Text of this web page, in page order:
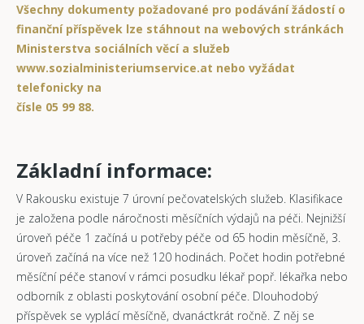
Všechny dokumenty požadované pro podávání žádostí o
finanční příspěvek lze stáhnout na webových stránkách
Ministerstva sociálních věcí a služeb
www.sozialministeriumservice.at nebo vyžádat
telefonicky na
čísle 05 99 88.
Základní informace:
V Rakousku existuje 7 úrovní pečovatelských služeb. Klasifikace
je založena podle náročnosti měsíčních výdajů na péči. Nejnižší
úroveň péče 1 začíná u potřeby péče od 65 hodin měsíčně, 3.
úroveň začíná na více než 120 hodinách. Počet hodin potřebné
měsíční péče stanoví v rámci posudku lékař popř. lékařka nebo
odborník z oblasti poskytování osobní péče. Dlouhodobý
příspěvek se vyplácí měsíčně, dvanáctkrát ročně. Z něj se